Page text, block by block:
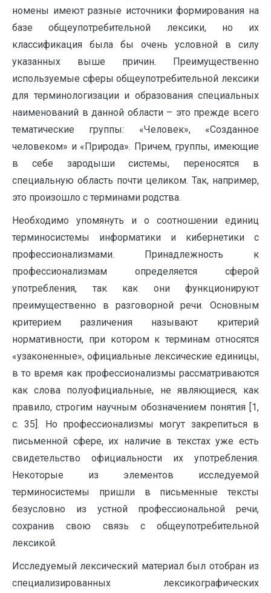
номены имеют разные источники формирования на
базе общеупотребительной лексики, но их
классификация была бы очень условной в силу
указанных выше причин. Преимущественно
используемые сферы общеупотребительной лексики
для терминологизации и образования специальных
наименований в данной области – это прежде всего
тематические группы: «Человек», «Созданное
человеком» и «Природа». Причем, группы, имеющие
в себе зародыши системы, переносятся в
специальную область почти целиком. Так, например,
это произошло с терминами родства.
Необходимо упомянуть и о соотношении единиц
терминосистемы информатики и кибернетики с
профессионализмами. Принадлежность к
профессионализмам определяется сферой
употребления, так как они функционируют
преимущественно в разговорной речи. Основным
критерием различения называют критерий
нормативности, при котором к терминам относятся
«узаконенные», официальные лексические единицы,
в то время как профессионализмы рассматриваются
как слова полуофициальные, не являющиеся, как
правило, строгим научным обозначением понятия [1,
с. 35]. Но профессионализмы могут закрепиться в
письменной сфере, их наличие в текстах уже есть
свидетельство официальности их употребления.
Некоторые из элементов исследуемой
терминосистемы пришли в письменные тексты
безусловно из устной профессиональной речи,
сохранив свою связь с общеупотребительной
лексикой.
Исследуемый лексический материал был отобран из
специализированных лексикографических